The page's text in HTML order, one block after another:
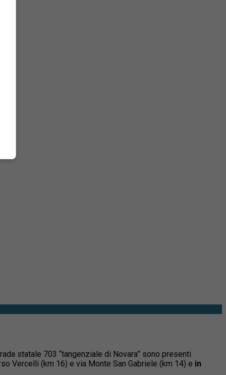
statale 703 “tangenziale di Novara” sono presenti
Vercelli (km 16) e via Monte San Gabriele (km 14) e in